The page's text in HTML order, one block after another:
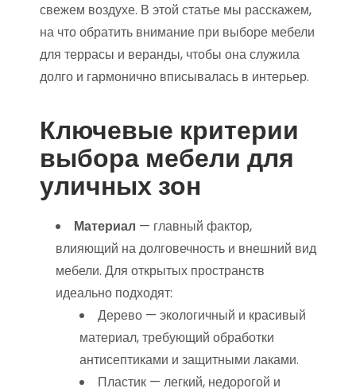
свежем воздухе. В этой статье мы расскажем,
на что обратить внимание при выборе мебели
для террасы и веранды, чтобы она служила
долго и гармонично вписывалась в интерьер.
Ключевые критерии
выбора мебели для
уличных зон
Материал — главный фактор,
влияющий на долговечность и внешний вид
мебели. Для открытых пространств
идеально подходят:
Дерево — экологичный и красивый
материал, требующий обработки
антисептиками и защитными лаками.
Пластик — легкий, недорогой и